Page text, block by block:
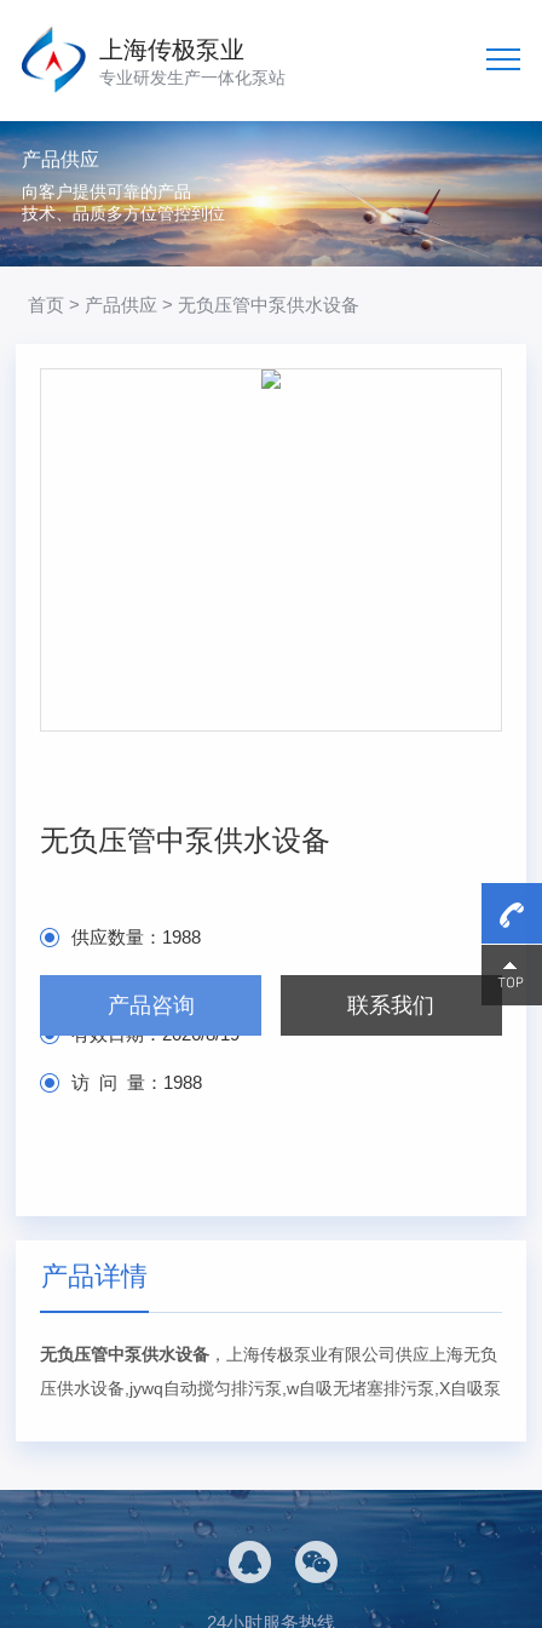
上海传极泵业
专业研发生产一体化泵站
产品供应
向客户提供可靠的产品
技术、品质多方位管控到位
首页 > 产品供应 > 无负压管中泵供水设备
无负压管中泵供水设备
供应数量： 1988
有效日期：2026/8/19
访 问 量： 1988
产品咨询 联系我们
产品详情
无负压管中泵供水设备 ，上海传极泵业有限公司供应上海无负
压供水设备,jywq自动搅匀排污泵,w自吸无堵塞排污泵,X自吸泵
24小时服务热线